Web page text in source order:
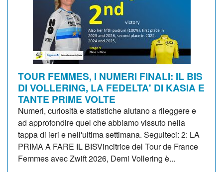
TOUR FEMMES, I NUMERI FINALI: IL BIS
DI VOLLERING, LA FEDELTA' DI KASIA E
TANTE PRIME VOLTE
Numeri, curiosità e statistiche aiutano a rileggere e
ad approfondire quel che abbiamo vissuto nella
tappa di ieri e nell'ultima settimana. Seguiteci: 2: LA
PRIMA A FARE IL BISVincitrice del Tour de France
Femmes avec Zwift 2026, Demi Vollering è...